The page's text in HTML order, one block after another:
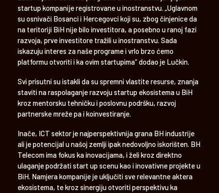
startup kompanije registrovane u inostranstvu. „Uglavnom
su osnivači Bosanci i Hercegovci koji su, zbog činjenice da
na teritoriji BiH nije bilo investitora, a posebno u ranoj fazi
razvoja, prve investitore tražili u inostranstvu. Sada
iskazuju interes za naše programe i vrlo brzo ćemo
platformu otvoriti i ka ovim startupima“ dodao je Lučkin.
Svi prisutni su istakli da su spremni vlastite resurse, znanja
staviti na raspolaganje razvoju startup ekosistema u BiH
kroz mentorsku tehničku i poslovnu podršku, razvoj
partnerske mreže pa i koinvestiranje.
Inače, ICT sektor je najperspektivnija grana BH industrije
ali je potencijal u našoj zemlji ipak nedovoljno iskorišten. BH
Telecom ima fokus ka inovacijama, i želi kroz direktno
ulaganje podržati start up scenu kao i inovativne projekte u
BiH. Namjera kompanije je uključiti sve relevantne aktera
ekosistema, te kroz sinergiju otvoriti perspektivu ka